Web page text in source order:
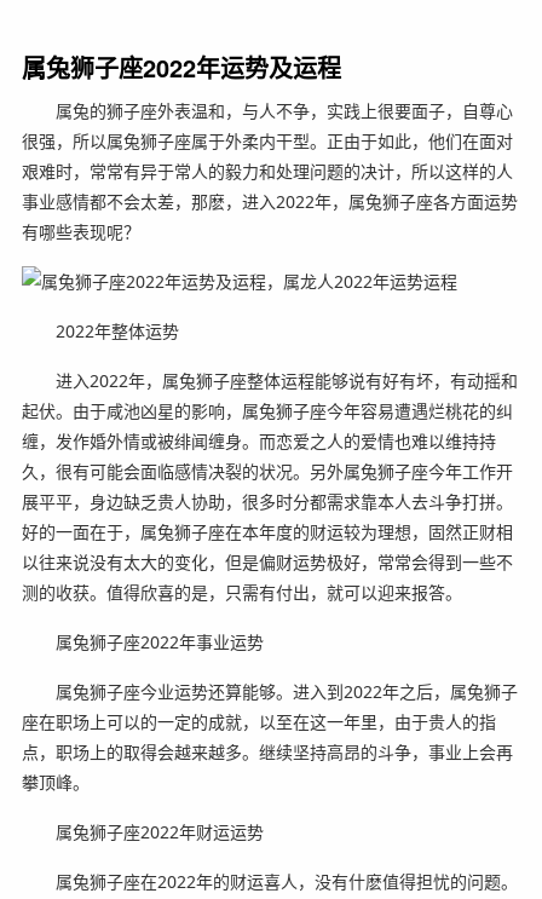
属兔狮子座2022年运势及运程
属兔的狮子座外表温和，与人不争，实践上很要面子，自尊心
很强，所以属兔狮子座属于外柔内干型。正由于如此，他们在面对
艰难时，常常有异于常人的毅力和处理问题的决计，所以这样的人
事业感情都不会太差，那麽，进入2022年，属兔狮子座各方面运势
有哪些表现呢？
2022年整体运势
进入2022年，属兔狮子座整体运程能够说有好有坏，有动摇和
起伏。由于咸池凶星的影响，属兔狮子座今年容易遭遇烂桃花的纠
缠，发作婚外情或被绯闻缠身。而恋爱之人的爱情也难以维持持
久，很有可能会面临感情决裂的状况。另外属兔狮子座今年工作开
展平平，身边缺乏贵人协助，很多时分都需求靠本人去斗争打拼。
好的一面在于，属兔狮子座在本年度的财运较为理想，固然正财相
以往来说没有太大的变化，但是偏财运势极好，常常会得到一些不
测的收获。值得欣喜的是，只需有付出，就可以迎来报答。
属兔狮子座2022年事业运势
属兔狮子座今业运势还算能够。进入到2022年之后，属兔狮子
座在职场上可以的一定的成就，以至在这一年里，由于贵人的指
点，职场上的取得会越来越多。继续坚持高昂的斗争，事业上会再
攀顶峰。
属兔狮子座2022年财运运势
属兔狮子座在2022年的财运喜人，没有什麽值得担忧的问题。